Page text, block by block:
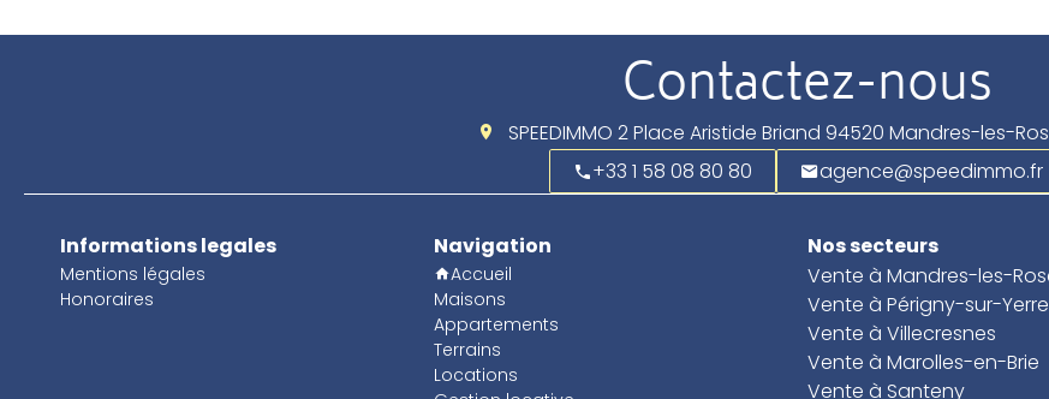
Contactez-nous
SPEEDIMMO 2 Place Aristide Briand 94520 Mandres-les-
+33 1 58 08 80 80
agence@speedimmo.fr
Informations legales
Mentions légales
Honoraires
Navigation
Accueil
Maisons
Appartements
Terrains
Locations
Nos secteurs
Vente à Mandres-les-
Vente à Périgny-sur-
Vente à Villecresnes
Vente à Marolles-en-Brie
Vente à Santeny